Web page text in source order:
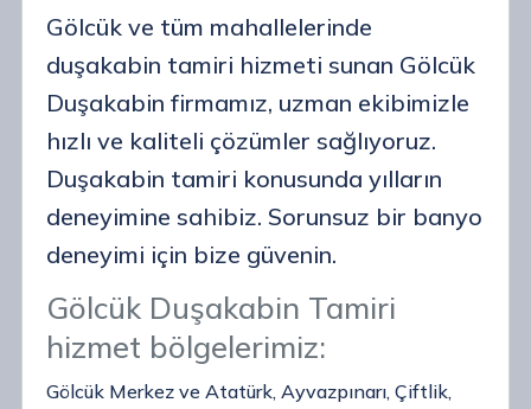
Gölcük ve tüm mahallelerinde
duşakabin tamiri hizmeti sunan Gölcük
Duşakabin firmamız, uzman ekibimizle
hızlı ve kaliteli çözümler sağlıyoruz.
Duşakabin tamiri konusunda yılların
deneyimine sahibiz. Sorunsuz bir banyo
deneyimi için bize güvenin.
Gölcük Duşakabin Tamiri
hizmet bölgelerimiz:
Gölcük Merkez ve Atatürk, Ayvazpınarı, Çiftlik,